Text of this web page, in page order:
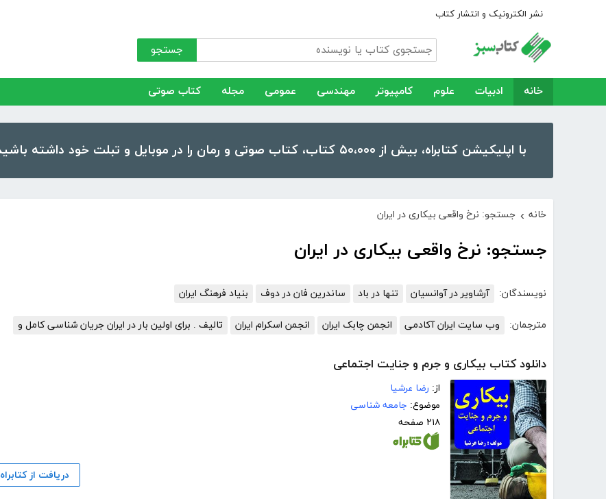
نشر الکترونیک و انتشار کتاب
جستجو
خانه ادبیات علوم کامپیوتر مهندسی عمومی مجله کتاب صوتی
با اپلیکیشن کتابراه، بیش از ۵۰،۰۰۰ کتاب، کتاب صوتی و رمان را در موبایل و تبلت خود داشته باشید!
خانه › جستجو: نرخ واقعی بیکاری در ایران
جستجو: نرخ واقعی بیکاری در ایران
نویسندگان: آرشاویر در آوانسیان تنها در باد ساندرین فان در دوف بنیاد فرهنگ ایران
مترجمان: وب سایت ایران آکادمی انجمن چابک ایران انجمن اسکرام ایران تالیف . برای اولین بار در ایران جریان شناسی کامل و
دانلود کتاب بیکاری و جرم و جنایت اجتماعی
از: رضا عرشیا
موضوع: جامعه شناسی
۲۱۸ صفحه
دریافت از کتابراه